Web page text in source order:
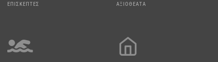
ΕΠΙΣΚΕΠΤΕΣ ΑΞΙΟΘΕΑΤΑ